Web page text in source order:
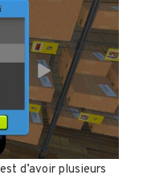
d’avoir plusieurs